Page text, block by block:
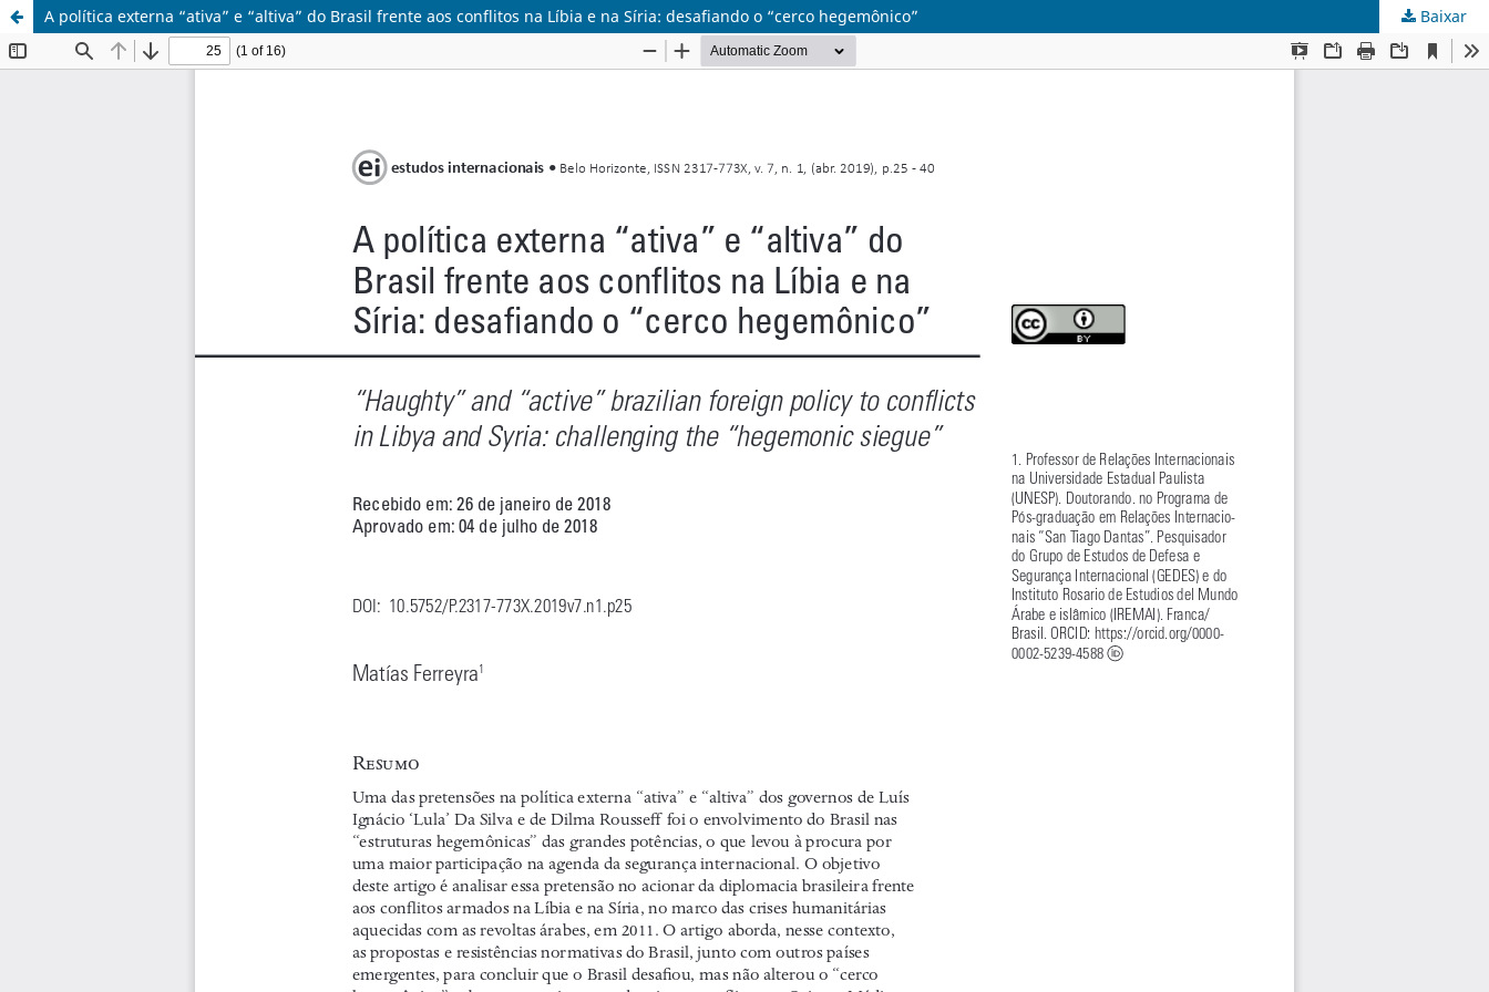
A política externa “ativa” e “altiva” do Brasil frente aos conflitos na Líbia e na Síria: desafiando o “cerco hegemônico” Baixar